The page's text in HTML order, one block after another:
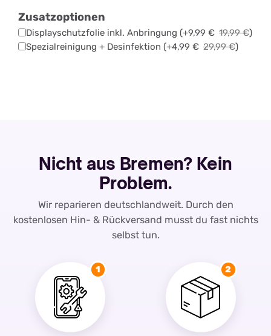
Akku
Tauschen
Zusatzoptionen
Displayschutzfolie inkl. Anbringung (+9,99 € 19,99€)
Spezialreinigung + Desinfektion (+4,99 € 29,99€)
Nicht aus Bremen? Kein
Problem.
Wir reparieren deutschlandweit. Durch den
kostenlosen Hin- & Rückversand musst du fast nichts
selbst tun.
1 2